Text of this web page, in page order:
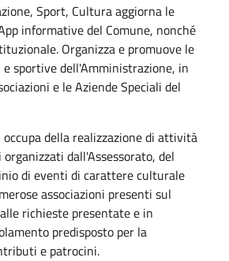
Sport, Cultura aggiorna le
informative del Comune, nonché
Organizza e promuove le
sportive dell'Amministrazione, in
e le Aziende Speciali del
della realizzazione di attività
dall'Assessorato, del
di eventi di carattere culturale
associazioni presenti sul
richieste presentate e in
predisposto per la
e patrocini.